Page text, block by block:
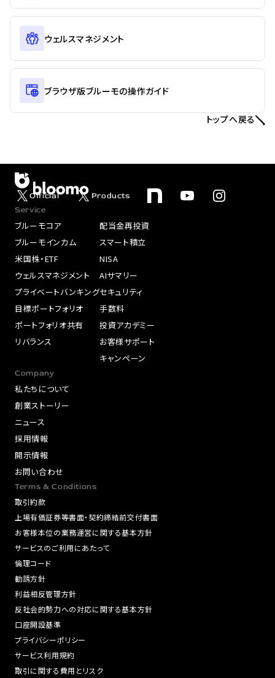
ウェルスマネジメント
ブラウザ版ブルーモの操作ガイド
トップへ戻る
Official
Products
Service
ブルーモコア
ブルーモインカム
米国株・ETF
ウェルスマネジメント
プライベートバンキング
目標ポートフォリオ
ポートフォリオ共有
リバランス
配当金再投資
スマート積立
NISA
AIサマリー
セキュリティ
手数料
投資アカデミー
お客様サポート
キャンペーン
Company
私たちについて
創業ストーリー
ニュース
採用情報
開示情報
お問い合わせ
Terms & Conditions
取引約款
上場有価証券等書面・契約締結前交付書面
お客様本位の業務運営に関する基本方針
サービスのご利用にあたって
倫理コード
勧誘方針
利益相反管理方針
反社会的勢力への対応に関する基本方針
口座開設基準
プライバシーポリシー
サービス利用規約
取引に関する費用とリスク